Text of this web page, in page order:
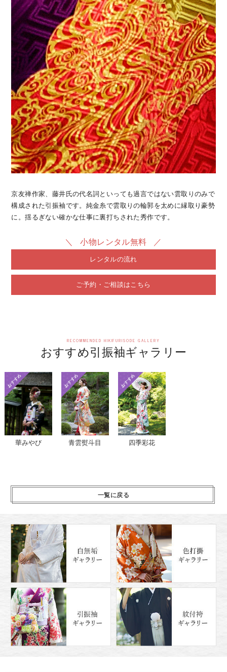
京友禅作家、藤井氏の代名詞といっても過言ではない雲取りのみで
構成された引振袖です。純金糸で雲取りの輪郭を太めに縁取り豪勢
に。揺るぎない確かな仕事に裏打ちされた秀作です。
＼ 小物レンタル無料 ／
レンタルの流れ
ご予約・ご相談はこちら
RECOMMENDED HIKIFURISODE GALLERY
おすすめ引振袖ギャラリー
華みやび 青雲熨斗目 四季彩花
一覧に戻る